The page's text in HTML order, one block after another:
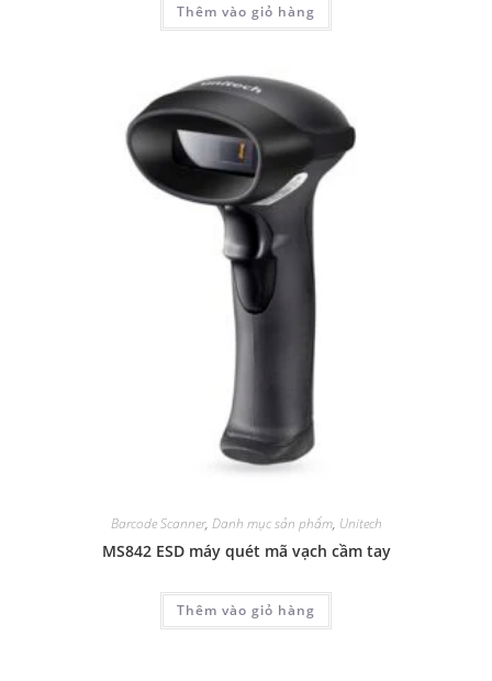
Thêm vào giỏ hàng
Barcode Scanner, Danh mục sản phẩm, Unitech
MS842 ESD máy quét mã vạch cầm tay
Thêm vào giỏ hàng